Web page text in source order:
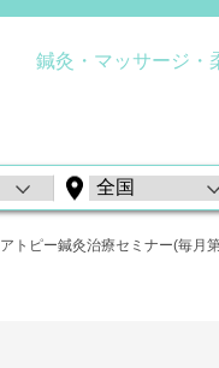
鍼灸・マッサージ・
アトピー鍼灸治療セミナー(毎月